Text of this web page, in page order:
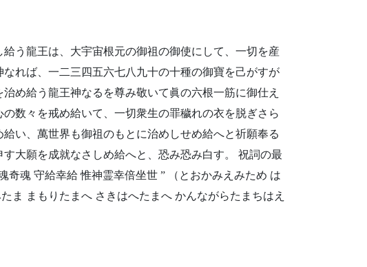
う龍王は、大宇宙根元の御祖の御使にして、一切を産
れば、一二三四五六七八九十の十種の御寶を己がすが
め給う龍王神なるを尊み敬いて眞の六根一筋に御仕え
数々を戒め給いて、一切衆生の罪穢れの衣を脱ぎさら
い、萬世界も御祖のもとに治めしせめ給へと祈願奉る
大願を成就なさしめ給へと、恐み恐み白す。 祝詞の最
奇魂 守給幸給 惟神霊幸倍坐世 ” （とおかみえみため は
ま まもりたまへ さきはへたまへ かんながらたまちはえ